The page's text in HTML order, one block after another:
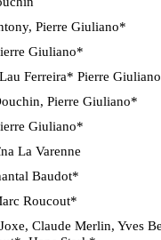
Pierre Giuliano*
Giuliano*
Ferreira* Pierre
Pierre Giuliano*
Giuliano*
La Varenne
Baudot*
Roucout*
Claude Merlin, Yves